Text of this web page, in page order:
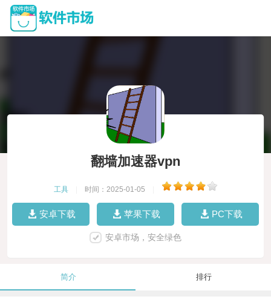
翻墙加速器vpn
工具 时间：2025-01-05
安卓下载 苹果下载 PC下载
安卓市场，安全绿色
简介 排行